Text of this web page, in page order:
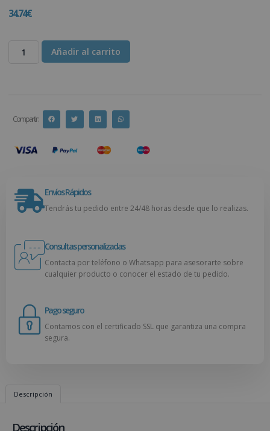
34.74€
Añadir al carrito
Compartir :
Envíos Rápidos
Tendrás tu pedido entre 24/48 horas desde que lo realizas.
Consultas personalizadas
Contacta por teléfono o Whatsapp para asesorarte sobre
cualquier producto o conocer el estado de tu pedido.
Pago seguro
Contamos con el certificado SSL que garantiza una compra
segura.
Descripción
Descripción